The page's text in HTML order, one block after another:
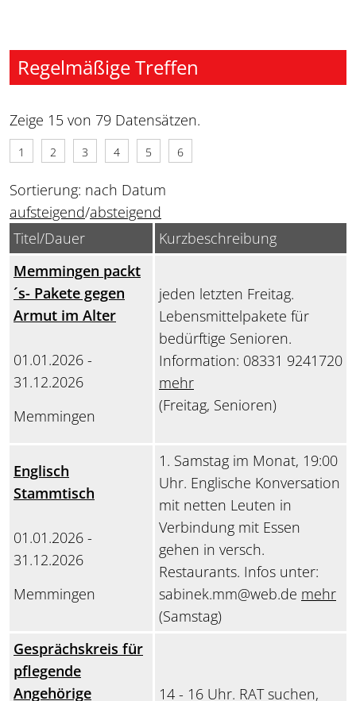
Regelmäßige Treffen
Zeige 15 von 79 Datensätzen.
1 2 3 4 5 6
Sortierung: nach Datum
aufsteigend/absteigend
Titel/Dauer
Kurzbeschreibung
Memmingen packt
´s- Pakete gegen
Armut im Alter
01.01.2026 -
31.12.2026
Memmingen
jeden letzten Freitag.
Lebensmittelpakete für
bedürftige Senioren.
Information: 08331 9241720
mehr
(Freitag, Senioren)
Englisch
Stammtisch
01.01.2026 -
31.12.2026
Memmingen
1. Samstag im Monat, 19:00
Uhr. Englische Konversation
mit netten Leuten in
Verbindung mit Essen
gehen in versch.
Restaurants. Infos unter:
sabinek.mm@web.de mehr
(Samstag)
Gesprächskreis für
pflegende
Angehörige
14 - 16 Uhr. RAT suchen,